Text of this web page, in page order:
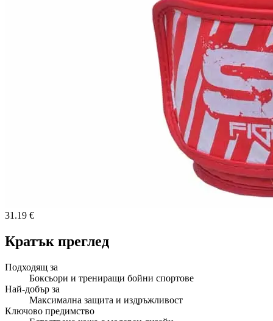
31.19 €
Кратък преглед
Подходящ за
Боксьори и трениращи бойни спортове
Най-добър за
Максимална защита и издръжливост
Ключово предимство